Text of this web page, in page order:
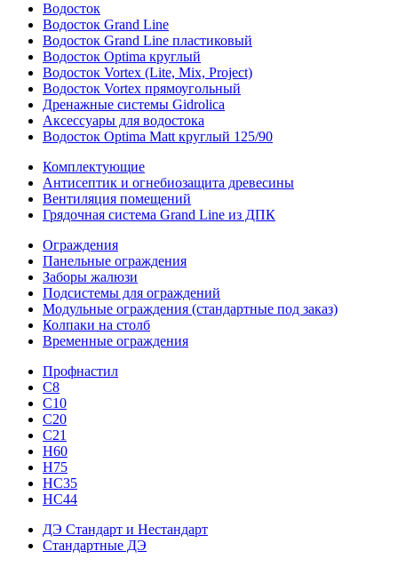
Водосток
Водосток Grand Line
Водосток Grand Line пластиковый
Водосток Optima круглый
Водосток Vortex (Lite, Mix, Project)
Водосток Vortex прямоугольный
Дренажные системы Gidrolica
Аксессуары для водостока
Водосток Optima Matt круглый 125/90
Комплектующие
Антисептик и огнебиозащита древесины
Вентиляция помещений
Грядочная система Grand Line из ДПК
Ограждения
Панельные ограждения
Заборы жалюзи
Подсистемы для ограждений
Модульные ограждения (стандартные под заказ)
Колпаки на столб
Временные ограждения
Профнастил
С8
С10
С20
С21
H60
H75
HС35
НС44
ДЭ Стандарт и Нестандарт
Стандартные ДЭ